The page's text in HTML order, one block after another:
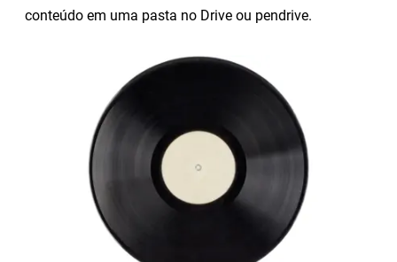
conteúdo em uma pasta no Drive ou pendrive.